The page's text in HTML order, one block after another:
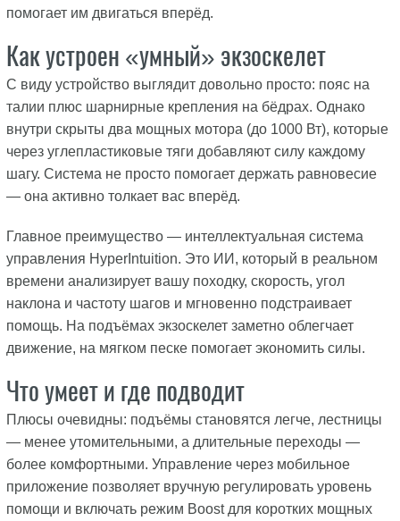
помогает им двигаться вперёд.
Как устроен «умный» экзоскелет
С виду устройство выглядит довольно просто: пояс на
талии плюс шарнирные крепления на бёдрах. Однако
внутри скрыты два мощных мотора (до 1000 Вт), которые
через углепластиковые тяги добавляют силу каждому
шагу. Система не просто помогает держать равновесие
— она активно толкает вас вперёд.
Главное преимущество — интеллектуальная система
управления HyperIntuition. Это ИИ, который в реальном
времени анализирует вашу походку, скорость, угол
наклона и частоту шагов и мгновенно подстраивает
помощь. На подъёмах экзоскелет заметно облегчает
движение, на мягком песке помогает экономить силы.
Что умеет и где подводит
Плюсы очевидны: подъёмы становятся легче, лестницы
— менее утомительными, а длительные переходы —
более комфортными. Управление через мобильное
приложение позволяет вручную регулировать уровень
помощи и включать режим Boost для коротких мощных